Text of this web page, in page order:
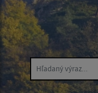
Hľadaný výraz...